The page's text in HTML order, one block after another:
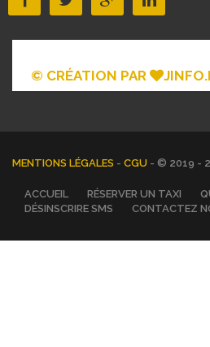
© CRÉATION PAR
MENTIONS LÉGALES - CGU - © 2019 -
ACCUEIL RÉSERVER UN TAXI
DÉSINSCRIRE SMS
CONTACTEZ